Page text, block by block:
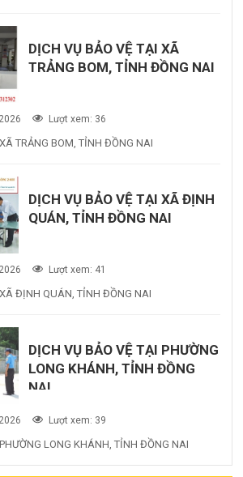
DỊCH VỤ BẢO VỆ TẠI XÃ
TRẢNG BOM, TỈNH ĐỒNG NAI
Lượt xem: 36
TRẢNG BOM, TỈNH ĐỒNG NAI
DỊCH VỤ BẢO VỆ TẠI XÃ ĐỊNH
QUÁN, TỈNH ĐỒNG NAI
Lượt xem: 41
ĐỊNH QUÁN, TỈNH ĐỒNG NAI
DỊCH VỤ BẢO VỆ TẠI PHƯỜNG
LONG KHÁNH, TỈNH ĐỒNG
NAI
Lượt xem: 39
LONG KHÁNH, TỈNH ĐỒNG NAI